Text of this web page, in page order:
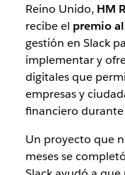
Reino Unido, HM
recibe el premio
gestión en Slack
implementar y
digitales que
empresas y
financiero
Un proyecto que
meses se